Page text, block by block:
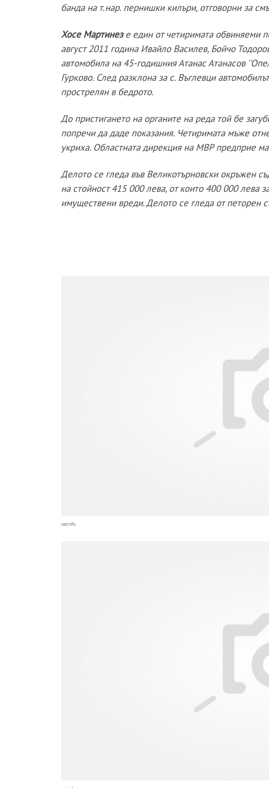
банда на т.нар. пернишки килъри, отговорни за
Хосе Мартинез е един от четиримата обвиняеми
август 2011 година Ивайло Василев, Бойчо
автомобила на 45-годишния Атанас Атанасов
Гурково. След разклона за с. Въглевци
прострелян в бедрото.
До пристигането на органите на реда той бе
попречи да даде показания. Четиримата мъже
укриха. Областната дирекция на МВР предприе
Делото се гледа във Великотърновски окръжен
на стойност 415 000 лева, от които 400 000 лева
имуществени вреди. Делото се гледа от петорен
netinfo